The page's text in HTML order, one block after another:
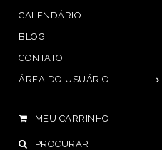
CALENDÁRIO
BLOG
CONTATO
ÁREA DO USUÁRIO
MEU CARRINHO
PROCURAR